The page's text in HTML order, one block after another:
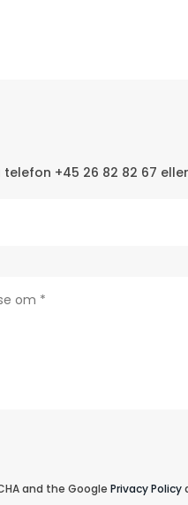
+45 26 82 82 67
and the GooglePrivacy Policy